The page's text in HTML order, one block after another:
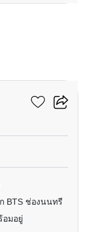
BTS ช่องนนทรี
อมอยู่